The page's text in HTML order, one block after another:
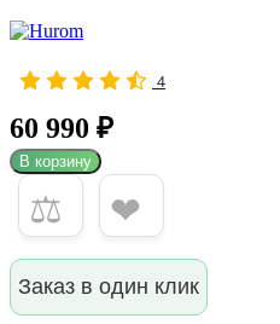
4
60 990 ₽
В корзину
⚖ ❤
Заказ в один клик